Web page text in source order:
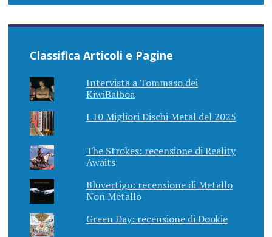
Classifica Articoli e Pagine
Intervista a Tommaso dei
KiwiBalboa
I 10 Migliori Dischi Metal del 2025
The Strokes: recensione di Reality
Awaits
Bluvertigo: recensione di Metallo
Non Metallo
Green Day: recensione di Dookie